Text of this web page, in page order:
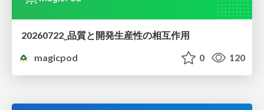
20260722_品質と開発生産性の相互作用
magicpod
0 120